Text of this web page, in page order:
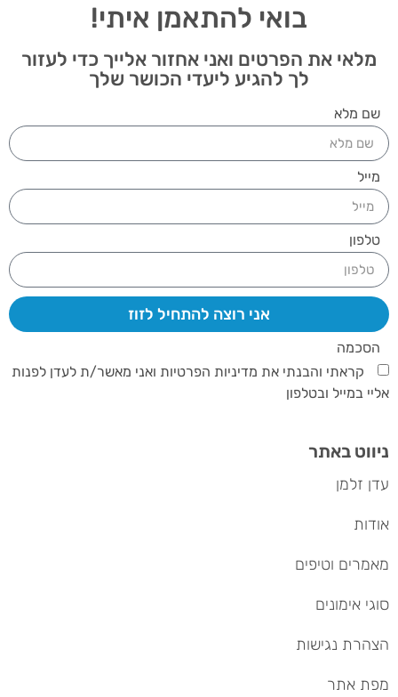
בואי להתאמן איתי!
מלאי את הפרטים ואני אחזור אלייך כדי לעזור
לך להגיע ליעדי הכושר שלך
שם מלא
מייל
טלפון
הסכמה
קראתי והבנתי את מדיניות הפרטיות ואני מאשר/ת לעדן לפנות
אליי במייל ובטלפון
אני רוצה להתחיל לזוז
ניווט באתר
עדן זלמן
אודות
מאמרים וטיפים
סוגי אימונים
הצהרת נגישות
מפת אתר